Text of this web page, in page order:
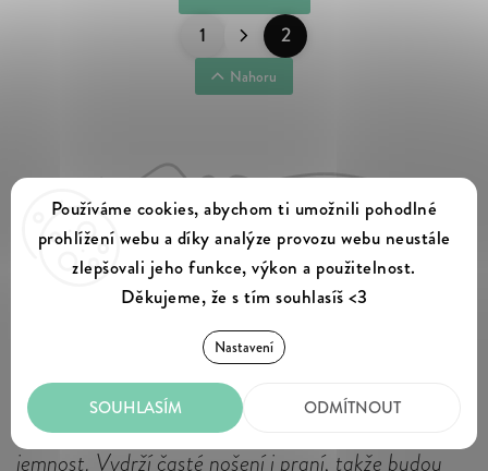
Používáme cookies, abychom ti umožnili pohodlné
prohlížení webu a díky analýze provozu webu neustále
zlepšovali jeho funkce, výkon a použitelnost.
Děkujeme, že s tím souhlasíš <3
Nastavení
ODMÍTNOUT
SOUHLASÍM
1 2
Nahoru
Dámské mikiny a svetry, co zahřejí
Mikiny a svetry ze směsi biobavlny a recyklovaného
polyesteru ti poskytnou teplo, prodyšnost a
jemnost. Vydrží časté nošení i praní, takže budou